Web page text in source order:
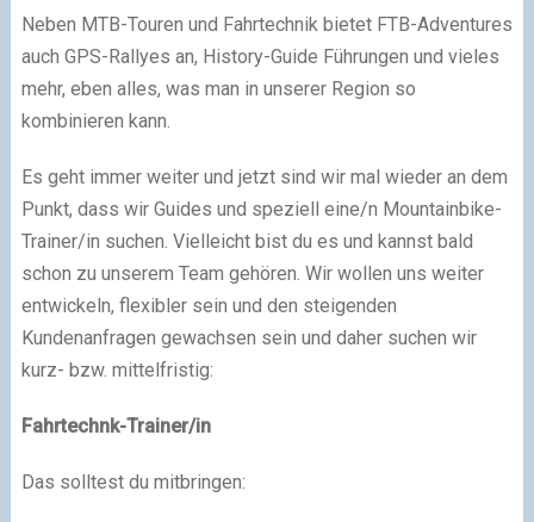
Neben MTB-Touren und Fahrtechnik bietet FTB-Adventures
auch GPS-Rallyes an, History-Guide Führungen und vieles
mehr, eben alles, was man in unserer Region so
kombinieren kann.
Es geht immer weiter und jetzt sind wir mal wieder an dem
Punkt, dass wir Guides und speziell eine/n Mountainbike-
Trainer/in suchen. Vielleicht bist du es und kannst bald
schon zu unserem Team gehören. Wir wollen uns weiter
entwickeln, flexibler sein und den steigenden
Kundenanfragen gewachsen sein und daher suchen wir
kurz- bzw. mittelfristig:
Fahrtechnk-Trainer/in
Das solltest du mitbringen: